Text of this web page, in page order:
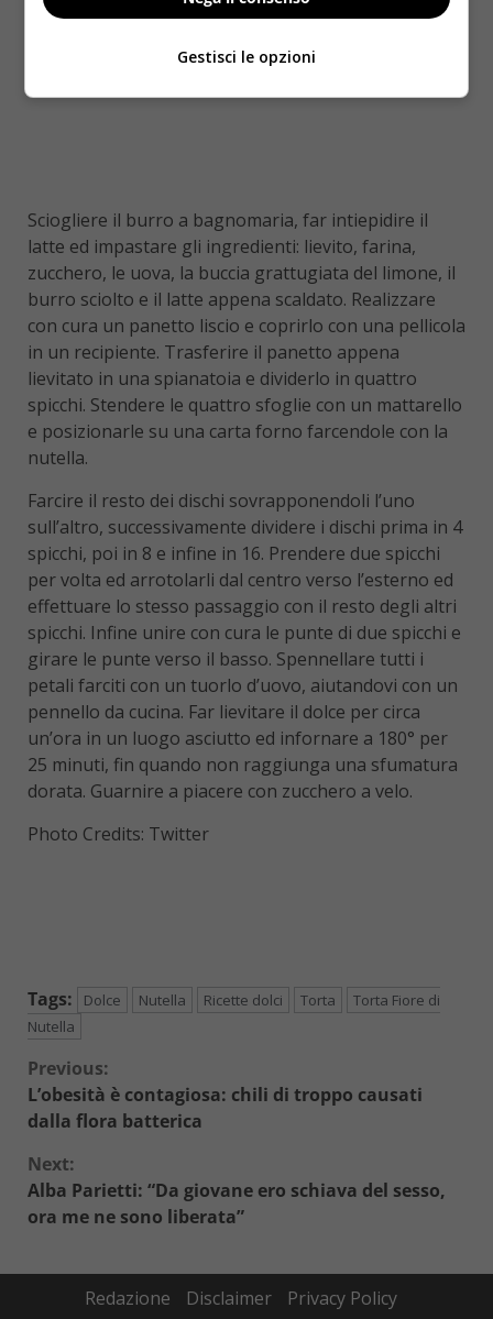
Sciogliere il burro a bagnomaria, far intiepidire il
latte ed impastare gli ingredienti: lievito, farina,
zucchero, le uova, la buccia grattugiata del limone, il
burro sciolto e il latte appena scaldato. Realizzare
con cura un panetto liscio e coprirlo con una pellicola
in un recipiente. Trasferire il panetto appena
lievitato in una spianatoia e dividerlo in quattro
spicchi. Stendere le quattro sfoglie con un mattarello
e posizionarle su una carta forno farcendole con la
nutella.
Farcire il resto dei dischi sovrapponendoli l’uno
sull’altro, successivamente dividere i dischi prima in 4
spicchi, poi in 8 e infine in 16. Prendere due spicchi
per volta ed arrotolarli dal centro verso l’esterno ed
effettuare lo stesso passaggio con il resto degli altri
spicchi. Infine unire con cura le punte di due spicchi e
girare le punte verso il basso. Spennellare tutti i
petali farciti con un tuorlo d’uovo, aiutandovi con un
pennello da cucina. Far lievitare il dolce per circa
un’ora in un luogo asciutto ed infornare a 180° per
25 minuti, fin quando non raggiunga una sfumatura
dorata. Guarnire a piacere con zucchero a velo.
Photo Credits: Twitter
Tags: Dolce Nutella Ricette dolci Torta
Torta Fiore di
Nutella
Continue
Reading
Previous:
L’obesità è contagiosa: chili di troppo causati
dalla flora batterica
Next:
Alba Parietti: “Da giovane ero schiava del sesso,
ora me ne sono liberata”
Redazione Disclaimer Privacy Policy
Gestisci le opzioni